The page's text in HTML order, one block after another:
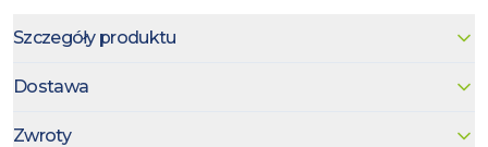
Szczegóły produktu
Dostawa
Zwroty